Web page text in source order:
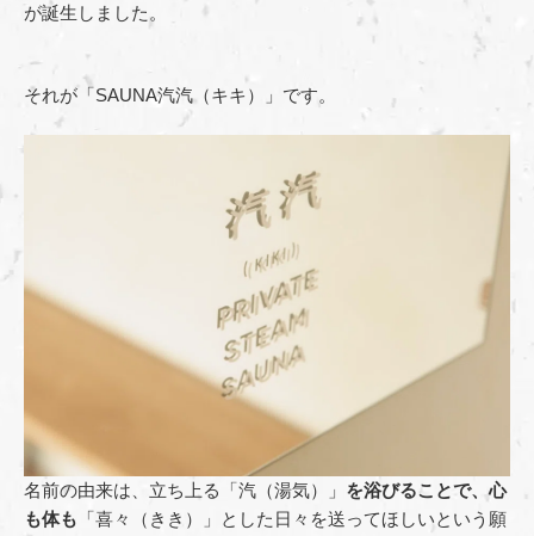
が誕生しました。
それが「SAUNA汽汽（キキ）」です。
名前の由来は、立ち上る「汽（湯気）」 を浴びることで、心
も体も 「喜々（きき）」とした日々を送ってほしいという願